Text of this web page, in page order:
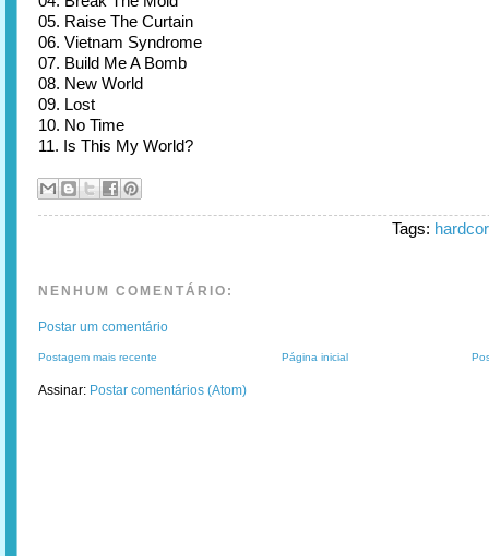
05. Raise The Curtain
06. Vietnam Syndrome
07. Build Me A Bomb
08. New World
09. Lost
10. No Time
11. Is This My World?
Tags:
NENHUM COMENTÁRIO:
Postar um comentário
Postagem mais recente Página inicial
Assinar: Postar comentários (Atom)